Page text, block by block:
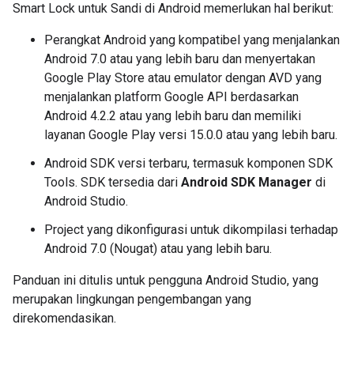
Smart Lock untuk Sandi di Android memerlukan hal berikut:
Perangkat Android yang kompatibel yang menjalankan
Android 7.0 atau yang lebih baru dan menyertakan
Google Play Store atau emulator dengan AVD yang
menjalankan platform Google API berdasarkan
Android 4.2.2 atau yang lebih baru dan memiliki
layanan Google Play versi 15.0.0 atau yang lebih baru.
Android SDK versi terbaru, termasuk komponen SDK
Tools. SDK tersedia dari Android SDK Manager di
Android Studio.
Project yang dikonfigurasi untuk dikompilasi terhadap
Android 7.0 (Nougat) atau yang lebih baru.
Panduan ini ditulis untuk pengguna Android Studio, yang
merupakan lingkungan pengembangan yang
direkomendasikan.